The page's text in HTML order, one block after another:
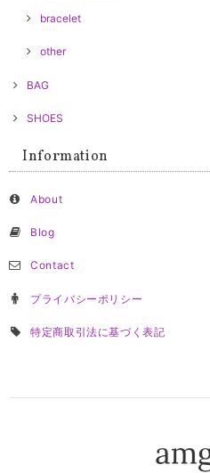
bracelet
other
BAG
SHOES
Information
About
Blog
Contact
プライバシーポリシー
特定商取引法に基づく表記